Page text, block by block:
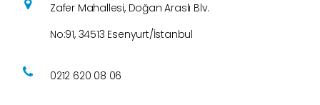
Zafer Mahallesi, Doğan Araslı Blv.
No:91, 34513 Esenyurt/İstanbul
0212 620 08 06